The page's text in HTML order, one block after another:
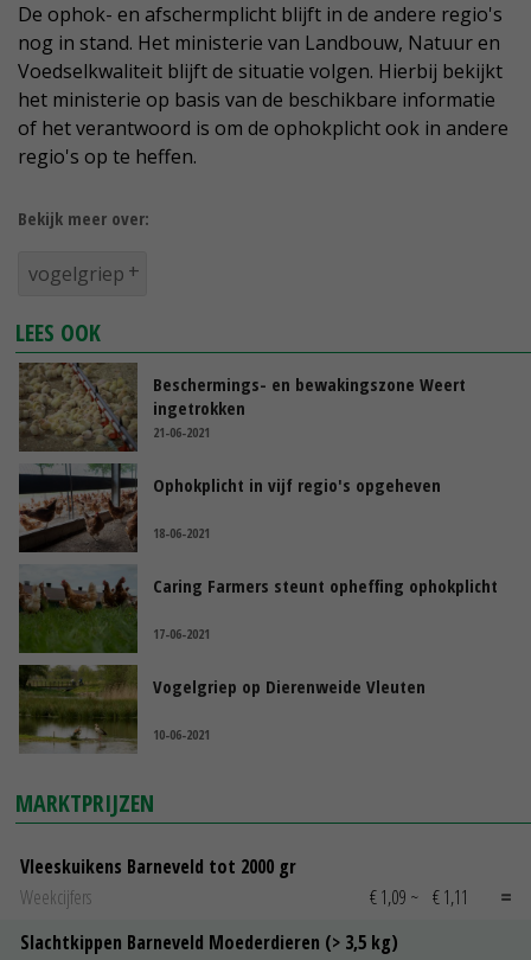
De ophok- en afschermplicht blijft in de andere regio's
nog in stand. Het ministerie van Landbouw, Natuur en
Voedselkwaliteit blijft de situatie volgen. Hierbij bekijkt
het ministerie op basis van de beschikbare informatie
of het verantwoord is om de ophokplicht ook in andere
regio's op te heffen.
Bekijk meer over:
vogelgriep
LEES OOK
Beschermings- en bewakingszone Weert
ingetrokken
21-06-2021
Ophokplicht in vijf regio's opgeheven
18-06-2021
Caring Farmers steunt opheffing ophokplicht
17-06-2021
Vogelgriep op Dierenweide Vleuten
10-06-2021
MARKTPRIJZEN
Vleeskuikens Barneveld tot 2000 gr
Weekcijfers
€ 1,09 ~ € 1,11
Slachtkippen Barneveld Moederdieren (> 3,5 kg)